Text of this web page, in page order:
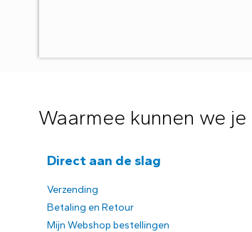
Waarmee kunnen we je
Direct aan de slag
Verzending
Betaling en Retour
Mijn Webshop bestellingen